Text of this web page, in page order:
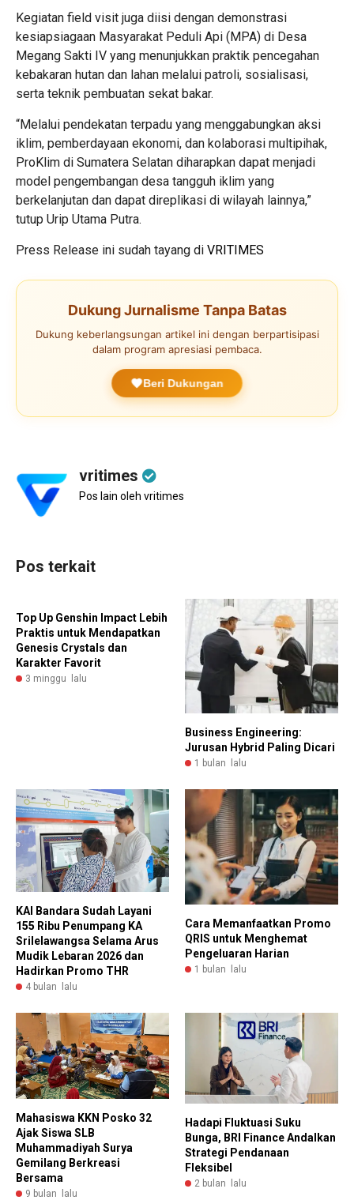
Kegiatan field visit juga diisi dengan demonstrasi
kesiapsiagaan Masyarakat Peduli Api (MPA) di Desa
Megang Sakti IV yang menunjukkan praktik pencegahan
kebakaran hutan dan lahan melalui patroli, sosialisasi,
serta teknik pembuatan sekat bakar.
“Melalui pendekatan terpadu yang menggabungkan aksi
iklim, pemberdayaan ekonomi, dan kolaborasi multipihak,
ProKlim di Sumatera Selatan diharapkan dapat menjadi
model pengembangan desa tangguh iklim yang
berkelanjutan dan dapat direplikasi di wilayah lainnya,”
tutup Urip Utama Putra.
Press Release ini sudah tayang di VRITIMES
Dukung Jurnalisme Tanpa Batas
Dukung keberlangsungan artikel ini dengan berpartisipasi
dalam program apresiasi pembaca.
Beri Dukungan
vritimes
Pos lain oleh vritimes
Pos terkait
Top Up Genshin Impact Lebih
Praktis untuk Mendapatkan
Genesis Crystals dan
Karakter Favorit
3 minggu lalu
Business Engineering:
Jurusan Hybrid Paling Dicari
1 bulan lalu
KAI Bandara Sudah Layani
155 Ribu Penumpang KA
Srilelawangsa Selama Arus
Mudik Lebaran 2026 dan
Hadirkan Promo THR
4 bulan lalu
Cara Memanfaatkan Promo
QRIS untuk Menghemat
Pengeluaran Harian
1 bulan lalu
Mahasiswa KKN Posko 32
Ajak Siswa SLB
Muhammadiyah Surya
Gemilang Berkreasi
Bersama
9 bulan lalu
Hadapi Fluktuasi Suku
Bunga, BRI Finance Andalkan
Strategi Pendanaan
Fleksibel
2 bulan lalu